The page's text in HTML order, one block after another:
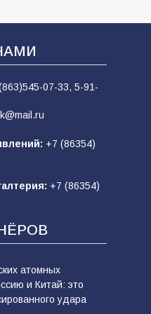
07-33, 5-91-
+7 (86354)
+7 (86354)
атомных
и Китай: это
удара